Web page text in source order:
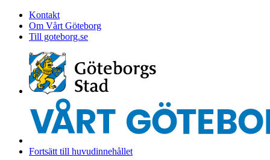
Kontakt
Om Vårt Göteborg
Till goteborg.se
Fortsätt till huvudinnehållet